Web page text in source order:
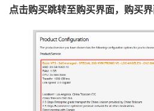
点击购买跳转至购买界面，购买界